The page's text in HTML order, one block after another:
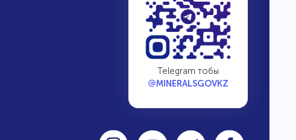
Telegram тобы
MINERALSGOVKZ